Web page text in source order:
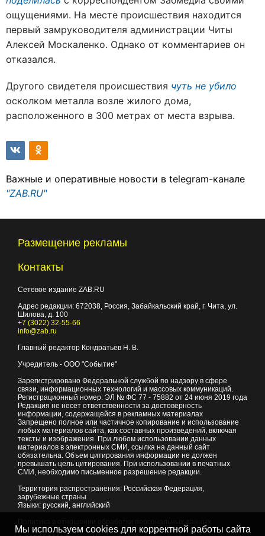
ощущениями. На месте происшествия находится
первый замруководителя администрации Читы
Алексей Москаленко. Однако от комментариев он
отказался.
Другого свидетеля происшествия чуть не убило
осколком металла возле жилого дома,
расположенного в 300 метрах от места взрыва.
Важные и оперативные новости в telegram-канале
"ZAB.RU"
Размещение рекламы
Контакты
Сетевое издание ZAB.RU
Адрес редакции: 672038, Россия, Забайкальский край, г. Чита, ул.
Шилова, д. 100
+7 (3022) 32-55-66
info@zab.ru
Главный редактор Кондратьев Н. В.
Учредитель - ООО "Событие"
Зарегистрировано Федеральной службой по надзору в сфере
связи, информационных технологий и массовых коммуникаций.
Регистрационный номер: ЭЛ № ФС 77 - 75882 от 24 июня 2019 года
Редакция не несет ответственности за достоверность
информации, содержащейся в рекламных материалах
Запрещено полное или частичное копирование и использование
любых материалов сайта, как составных произведений, включая
тексты и изображения. При любом использовании данных
материалов в электронных СМИ, ссылка на данный сайт
обязательна. Объем цитирования информации не должен
превышать цель цитирования. При использовании в печатных
СМИ, необходимо письменное разрешение редакции.
Территория распространения: Российская Федерация,
зарубежные страны
Языки: русский, английский
Мы используем cookies для корректной работы сайта